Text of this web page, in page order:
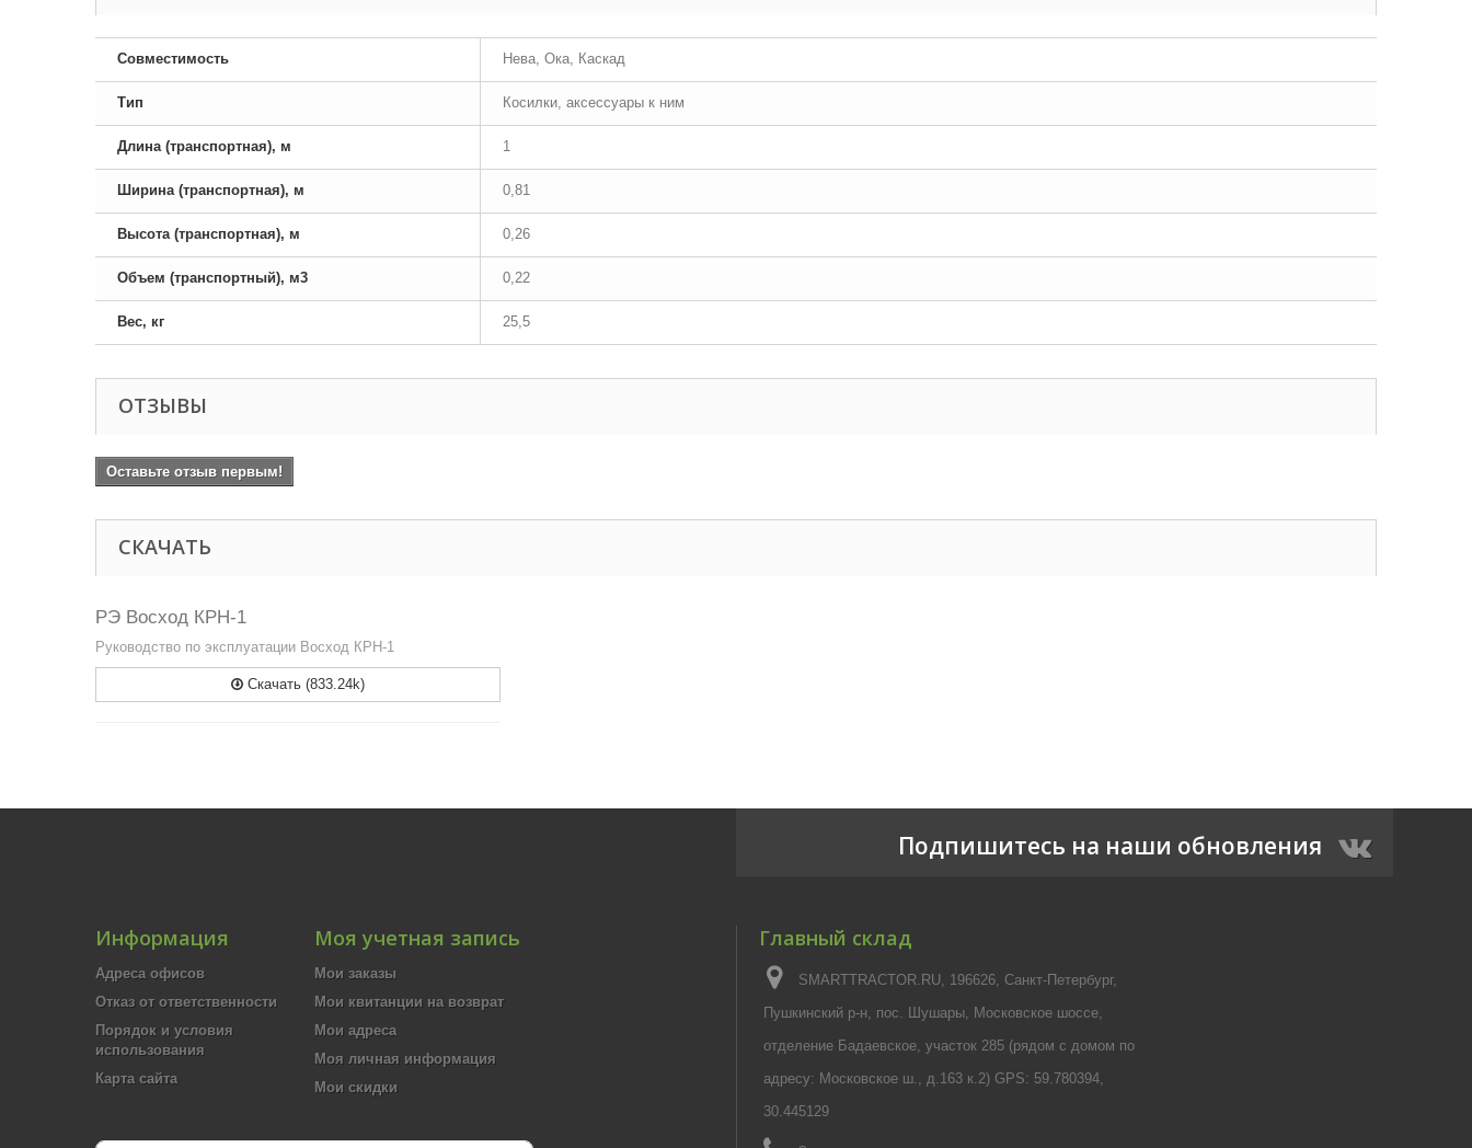
Совместимость Нева, Ока, Каскад
Тип Косилки, аксессуары к ним
Длина (транспортная), м 1
Ширина (транспортная), м 0,81
Высота (транспортная), м 0,26
Объем (транспортный), м3 0,22
Вес, кг 25,5
ОТЗЫВЫ
Оставьте отзыв первым!
СКАЧАТЬ
РЭ Восход КРН-1
Руководство по эксплуатации Восход КРН-1
Скачать (833.24k)
Подпишитесь на наши обновления
Информация
Адреса офисов
Отказ от ответственности
Порядок и условия
использования
Карта сайта
Моя учетная запись
Мои заказы
Мои квитанции на возврат
Мои адреса
Моя личная информация
Мои скидки
Главный склад
SMARTTRACTOR.RU, 196626, Санкт-Петербург,
Пушкинский р-н, пос. Шушары, Московское шоссе,
отделение Бадаевское, участок 285 (рядом с домом по
адресу: Московское ш., д.163 к.2) GPS: 59.780394,
30.445129